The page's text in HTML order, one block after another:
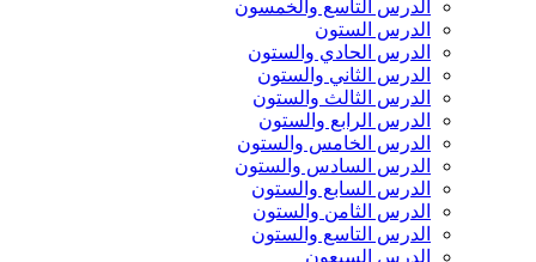
الدرس التاسع والخمسون
الدرس الستون
الدرس الحادي والستون
الدرس الثاني والستون
الدرس الثالث والستون
الدرس الرابع والستون
الدرس الخامس والستون
الدرس السادس والستون
الدرس السابع والستون
الدرس الثامن والستون
الدرس التاسع والستون
الدرس السبعون